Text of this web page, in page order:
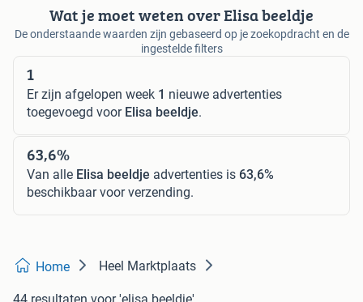
Wat je moet weten over Elisa beeldje
De onderstaande waarden zijn gebaseerd op je zoekopdracht en de
ingestelde filters
1
Er zijn afgelopen week 1 nieuwe advertenties
toegevoegd voor Elisa beeldje.
63,6%
Van alle Elisa beeldje advertenties is 63,6%
beschikbaar voor verzending.
Home Heel Marktplaats